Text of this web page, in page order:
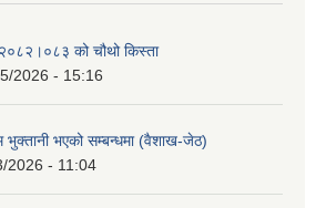
को चौथो किस्ता
2026 - 15:16
भएको सम्बन्धमा (वैशाख-जेठ)
2026 - 11:04